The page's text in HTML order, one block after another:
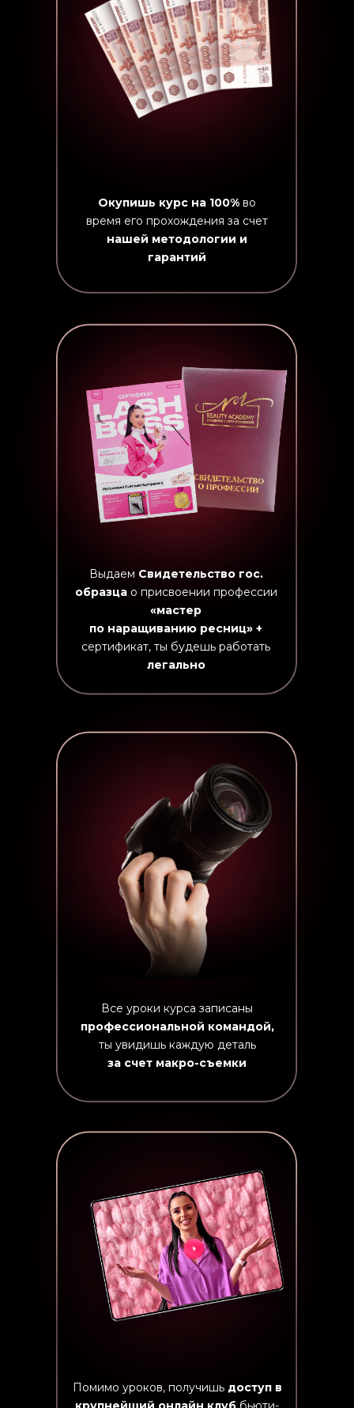
Все уроки курса записаны
профессиональной командой,
ты увидишь каждую деталь
за счет макро-съемки
Выдаем Свидетельство гос.
образцао присвоении профессии
«мастер
по наращиванию ресниц» +
сертификат, ты будешь работать
легально
Окупишь курс на 100% во
время его прохождения за счет
нашей методологии и
гарантий
Помимо уроков, получишьдоступ в